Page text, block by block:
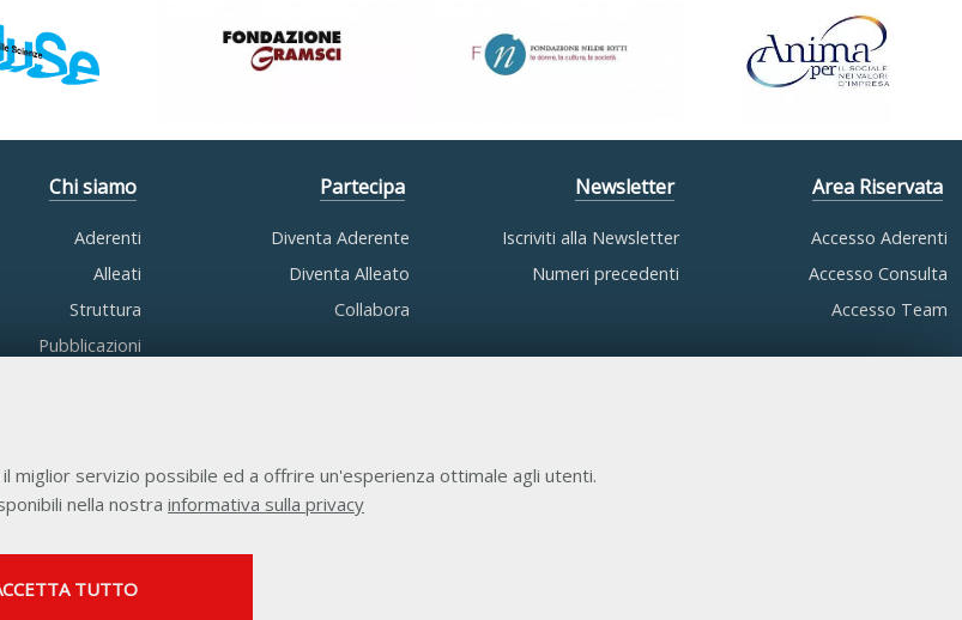
miglior servizio possibile ed a offrire un'esperienza ottimale agli utenti.
nella nostra informativa sulla privacy
FACOLTATVI
TUTTO
Chi siamo
Aderenti
Alleati
Struttura
Pubblicazioni
Partecipa
Diventa Aderente
Diventa Alleato
Collabora
Newsletter
Iscriviti alla Newsletter
Numeri precedenti
Area Riservata
Accesso Aderenti
Accesso Consulta
Accesso Team
Privacy Trasparenza